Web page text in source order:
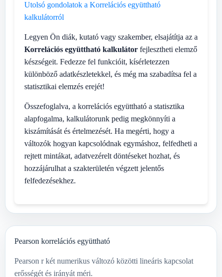
Utolsó gondolatok a Korrelációs együttható
kalkulátorról
Legyen Ön diák, kutató vagy szakember, elsajátítja az a
Korrelációs együttható kalkulátor fejlesztheti elemző
készségeit. Fedezze fel funkcióit, kísérletezzen
különböző adatkészletekkel, és még ma szabadítsa fel a
statisztikai elemzés erejét!
Összefoglalva, a korrelációs együttható a statisztika
alapfogalma, kalkulátorunk pedig megkönnyíti a
kiszámítását és értelmezését. Ha megérti, hogy a
változók hogyan kapcsolódnak egymáshoz, felfedheti a
rejtett mintákat, adatvezérelt döntéseket hozhat, és
hozzájárulhat a szakterületén végzett jelentős
felfedezésekhez.
Pearson korrelációs együttható
Pearson r két numerikus változó közötti lineáris kapcsolat
erősségét és irányát méri.